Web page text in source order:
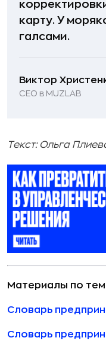
карту. У
галсами.
Виктор
CEO в MUZLAB
Текст: Ольга
Материалы по
Словарь
Словарь